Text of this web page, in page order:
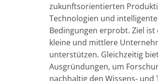
zukunftsorientierten
Technologien und
Bedingungen erprobt. Ziel
kleine und mittlere
unterstützen. Gleichzeitig
Ausgründungen, um
nachhaltig den Wissens-